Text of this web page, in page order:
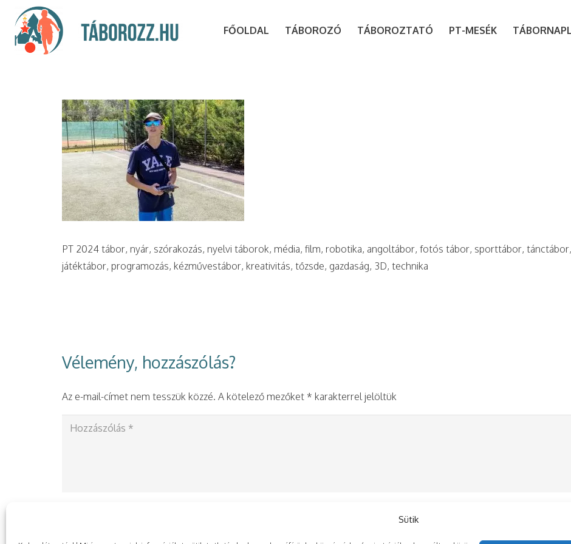
Sütik
FŐOLDAL TÁBOROZÓ TÁBOROZTATÓ PT-MESÉK
PT 2024 tábor, nyár, szórakozás, nyelvi táborok, média, film, robotika, angoltábor, fotós tábor, sporttábor,
játéktábor, programozás, kézművestábor, kreativitás, tőzsde, gazdaság, 3D, technika
Vélemény, hozzászólás?
Az e-mail-címet nem tesszük közzé. A kötelező mezőket * karakterrel jelöltük